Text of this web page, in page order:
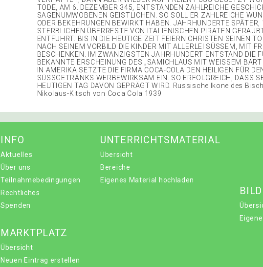
TODE, AM 6. DEZEMBER 345, ENTSTANDEN ZAHLREICHE
SAGENUMWOBENEN GEISTLICHEN. SO SOLL ER ZAHLREICHE
ODER BEKEHRUNGEN BEWIRKT HABEN. JAHRHUNDERTE
STERBLICHEN ÜBERRESTE VON ITALIENISCHEN PIRATEN
ENTFÜHRT. BIS IN DIE HEUTIGE ZEIT FEIERN CHRISTEN SEINEN
NACH SEINEM VORBILD DIE KINDER MIT ALLERLEI SÜSSEM, MIT
BESCHENKEN. IM ZWANZIGSTEN JAHRHUNDERT ENTSTAND DIE
BEKANNTE ERSCHEINUNG DES „SAMICHLAUS MIT WEISSEM BART
IN AMERIKA SETZTE DIE FIRMA COCA-COLA DEN HEILIGEN FÜR
SÜSSGETRÄNKS WERBEWIRKSAM EIN. SO ERFOLGREICH, DASS
HEUTIGEN TAG DAVON GEPRÄGT WIRD. Russische Ikone des
Nikolaus-Kitsch von Coca Cola 1939
INFO
Aktuelles
Über uns
Teilnahmebedingungen
Rechtliches
Spenden
UNTERRICHTSMATERIAL
Übersicht
Bereiche
Eigenes Material hochladen
MARKTPLATZ
Übersicht
Neuen Eintrag erstellen